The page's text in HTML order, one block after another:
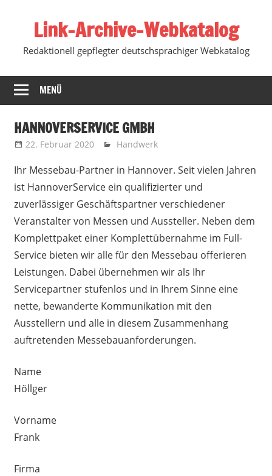
springenLink-Archive-Webkatalog
Redaktionell gepflegter deutschsprachiger Webkatalog
MENÜ
HANNOVERSERVICE GMBH
22. Februar 2020 Marko
Handwerk
Ihr Messebau-Partner in Hannover. Seit vielen Jahren
ist HannoverService ein qualifizierter und
zuverlässiger Geschäftspartner verschiedener
Veranstalter von Messen und Aussteller. Neben dem
Komplettpaket einer Komplettübernahme im Full-
Service bieten wir alle für den Messebau offerieren
Leistungen. Dabei übernehmen wir als Ihr
Servicepartner stufenlos und in Ihrem Sinne eine
nette, bewanderte Kommunikation mit den
Ausstellern und alle in diesem Zusammenhang
auftretenden Messebauanforderungen.
Name
Höllger
Vorname
Frank
Firma